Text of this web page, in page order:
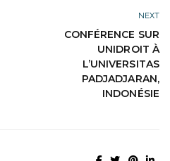
NEXT
CONFÉRENCE SUR
UNIDROIT À
L’UNIVERSITAS
PADJADJARAN,
INDONÉSIE